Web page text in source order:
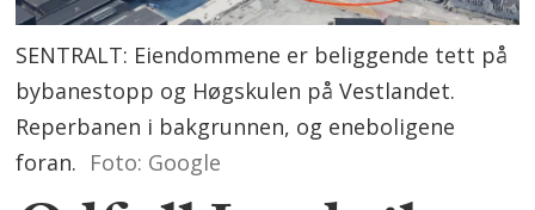
SENTRALT: Eiendommene er beliggende tett på
bybanestopp og Høgskulen på Vestlandet.
Reperbanen i bakgrunnen, og eneboligene
foran. Foto: Google